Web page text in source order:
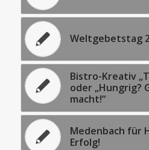
Weltgebetstag
Bistro-Kreativ
oder „Hungrig?
macht!“
Medenbach für
Erfolg!